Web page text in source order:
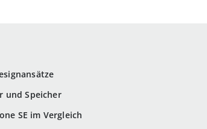
und Speicher
SE im Vergleich